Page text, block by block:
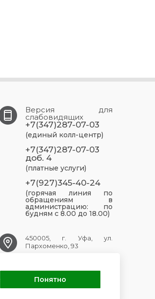
Версия для
слабовидящих
+7(347)287-07-03
(единый колл-центр)
+7(347)287-07-03
доб. 4
(платные услуги)
+7(927)345-40-24
(горячая линия по
обращениям в
администрацию: по
будням с 8.00 до 18.00)
450005, г. Уфа, ул.
Пархоменко, 93
UFA.GKB5@doctorrb.ru
Понятно